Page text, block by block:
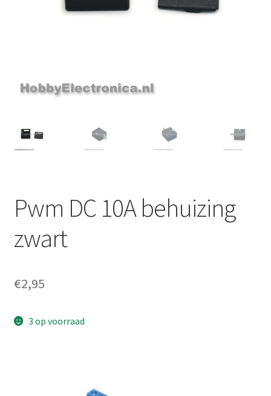
Pwm DC 10A behuizing
zwart
€2,95
3 op voorraad